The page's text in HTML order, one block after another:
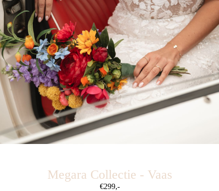
Megara Collectie - Vaas
€299,-